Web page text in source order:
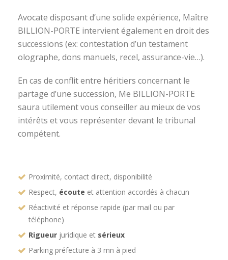
Avocate disposant d’une solide expérience, Maître
BILLION-PORTE intervient également en droit des
successions (ex: contestation d’un testament
olographe, dons manuels, recel, assurance-vie…).
En cas de conflit entre héritiers concernant le
partage d’une succession, Me BILLION-PORTE
saura utilement vous conseiller au mieux de vos
intérêts et vous représenter devant le tribunal
compétent.
Proximité, contact direct, disponibilité
Respect, écoute et attention accordés à chacun
Réactivité et réponse rapide (par mail ou par
téléphone)
Rigueur juridique et sérieux
Parking préfecture à 3 mn à pied